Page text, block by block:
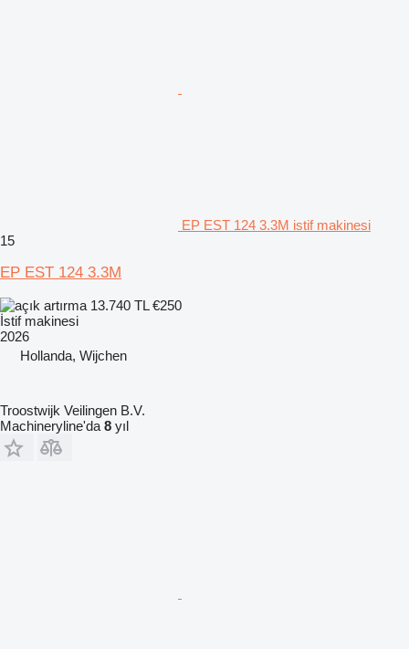
EP EST 124 3.3M istif makinesi
15
EP EST 124 3.3M
13.740 TL€250
İstif makinesi
2026
Hollanda, Wijchen
Troostwijk Veilingen B.V.
Machineryline'da 8 yıl